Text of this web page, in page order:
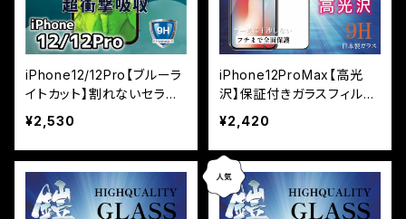
iPhone12/12Pro【ブルーラ
イトカット】割れないセラミ
ックフィルム『鎧』全面フル
カバー
¥2,530
iPhone12ProMax【高光
沢】保証付きガラスフィルム
『鎧』全面フルカバー
¥2,420